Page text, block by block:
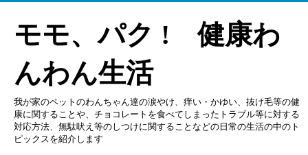
モモ、パク ! 健康わ
んわん生活
我が家のペットのわんちゃん達の涙やけ、痒い・かゆい、抜け毛等の健
康に関することや、チョコレートを食べてしまったトラブル等に対する
対応方法、無駄吠え等のしつけに関することなどの日常の生活の中のト
ピックスを紹介します